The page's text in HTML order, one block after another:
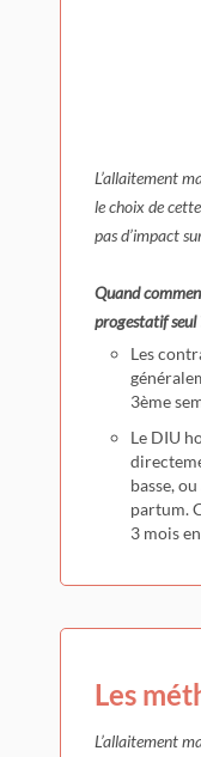
L’allaitement
le choix de
pas d’impact
Quand
progestatif seul
Les
3ème
Le DIU
basse,
partum.
3 mois
Les
L’allaitement